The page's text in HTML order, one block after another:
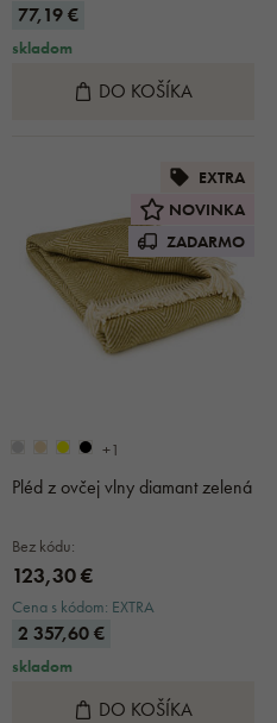
77,19 €
skladom
DO KOŠÍKA
EXTRA
NOVINKA
ZADARMO
+1
Pléd z ovčej vlny diamant zelená
Bez kódu:
123,30 €
Cena s kódom: EXTRA
2 357,60 €
skladom
DO KOŠÍKA